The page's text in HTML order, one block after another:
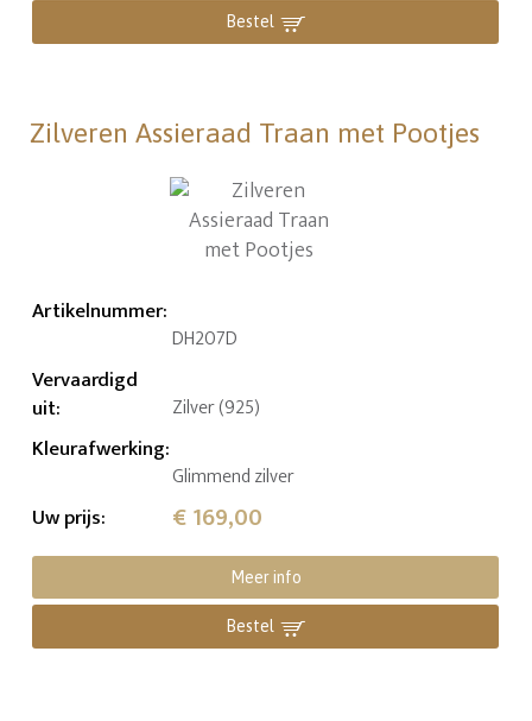
Bestel
Zilveren Assieraad Traan met Pootjes
Artikelnummer:
DH207D
Vervaardigd
uit: Zilver (925)
Kleurafwerking:
Glimmend zilver
Uw prijs: € 169,00
Meer info
Bestel